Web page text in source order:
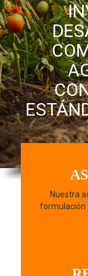
Nuestra
formulación